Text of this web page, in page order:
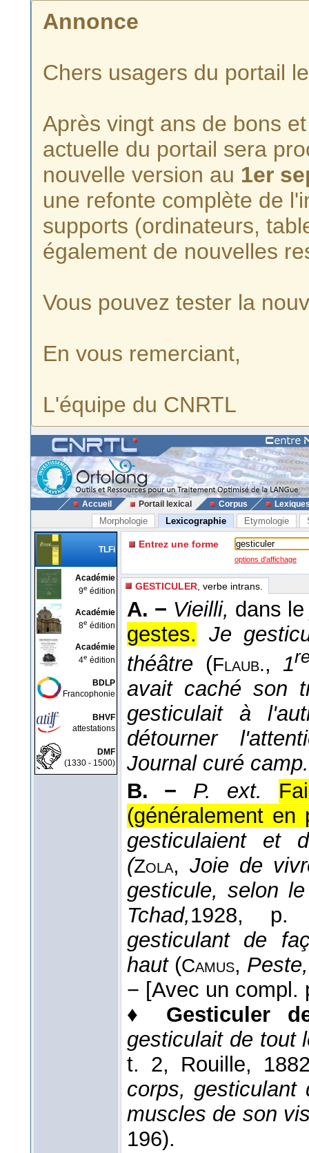
Annonce
Chers usagers du portail
Après vingt ans de bons
actuelle du portail sera
nouvelle version au 1er
une refonte complète de
supports (ordinateurs,
également de nouvelles
Vous pouvez tester la
En vous remerciant,
L'équipe du CNRTL
Accueil Portail lexical Corpus
Morphologie Lexicographie Etymologie
TLFi
Académie
9e édition
Académie
8e édition
Académie
4e édition
BDLP
Francophonie
BHVF
attestations
DMF
(1330 - 1500)
Entrez une forme
options d'affichage
GESTICULER , verbe intrans.
A. − Vieilli, dans
gestes. Je
théâtre (Flaub., 1
avait caché son
gesticulait à
détourner
Journal curé
B. −
P. ext.
(généralement en
gesticulaient et
(Zola, Joie de
gesticule, selon
Tchad,1928, p.
gesticulant de
haut (Camus, Peste,
− [Avec un compl.
♦ Gesticuler
gesticulait de tout
t. 2, Rouille,
corps,
muscles de son
196).